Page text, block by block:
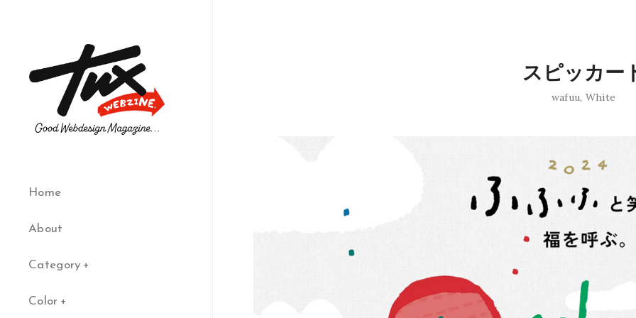
Home
About
Category
Color
スピッカー
wafuu, White